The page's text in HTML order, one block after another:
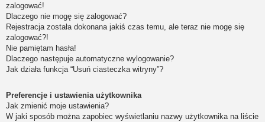
zalogować!
Dlaczego nie mogę się zalogować?
Rejestracja została dokonana jakiś czas temu, ale teraz nie mogę się
zalogować?!
Nie pamiętam hasła!
Dlaczego następuje automatyczne wylogowanie?
Jak działa funkcja “Usuń ciasteczka witryny”?
Preferencje i ustawienia użytkownika
Jak zmienić moje ustawienia?
W jaki sposób można zapobiec wyświetlaniu nazwy użytkownika na liście